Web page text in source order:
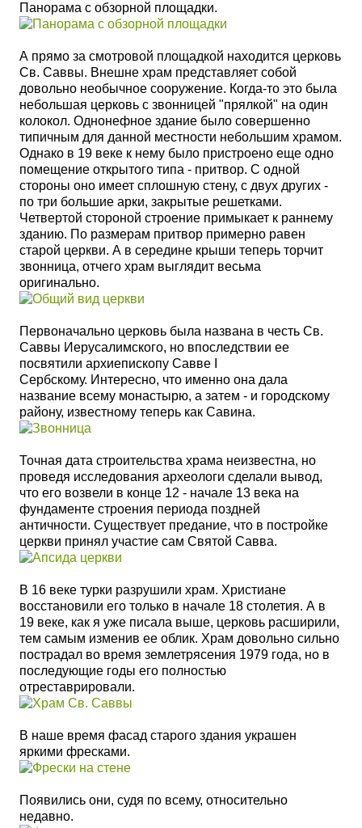
Панорама с обзорной площадки.
А прямо за смотровой площадкой находится церковь
Св. Саввы. Внешне храм представляет собой
довольно необычное сооружение. Когда-то это была
небольшая церковь с звонницей "прялкой" на один
колокол. Однонефное здание было совершенно
типичным для данной местности небольшим храмом.
Однако в 19 веке к нему было пристроено еще одно
помещение открытого типа - притвор. С одной
стороны оно имеет сплошную стену, с двух других -
по три большие арки, закрытые решетками.
Четвертой стороной строение примыкает к раннему
зданию. По размерам притвор примерно равен
старой церкви. А в середине крыши теперь торчит
звонница, отчего храм выглядит весьма
оригинально.
Первоначально церковь была названа в честь Св.
Саввы Иерусалимского, но впоследствии ее
посвятили архиепископу Савве I
Сербскому. Интересно, что именно она дала
название всему монастырю, а затем - и городскому
району, известному теперь как Савина.
Точная дата строительства храма неизвестна, но
проведя исследования археологи сделали вывод,
что его возвели в конце 12 - начале 13 века на
фундаменте строения периода поздней
античности. Существует предание, что в постройке
церкви принял участие сам Святой Савва.
В 16 веке турки разрушили храм. Христиане
восстановили его только в начале 18 столетия. А в
19 веке, как я уже писала выше, церковь расширили,
тем самым изменив ее облик. Храм довольно сильно
пострадал во время землетрясения 1979 года, но в
последующие годы его полностью
отреставрировали.
В наше время фасад старого здания украшен
яркими фресками.
Появились они, судя по всему, относительно
недавно.